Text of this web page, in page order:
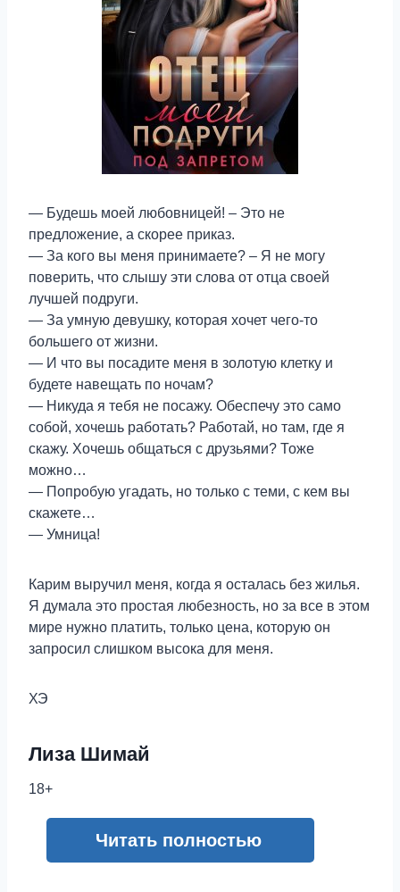
— Будешь моей любовницей! – Это не
предложение, а скорее приказ.
— За кого вы меня принимаете? – Я не могу
поверить, что слышу эти слова от отца своей
лучшей подруги.
— За умную девушку, которая хочет чего-то
большего от жизни.
— И что вы посадите меня в золотую клетку и
будете навещать по ночам?
— Никуда я тебя не посажу. Обеспечу это само
собой, хочешь работать? Работай, но там, где я
скажу. Хочешь общаться с друзьями? Тоже
можно…
— Попробую угадать, но только с теми, с кем вы
скажете…
— Умница!
Карим выручил меня, когда я осталась без жилья.
Я думала это простая любезность, но за все в этом
мире нужно платить, только цена, которую он
запросил слишком высока для меня.
ХЭ
Лиза Шимай
18+
Читать полностью